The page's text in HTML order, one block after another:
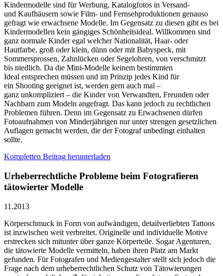
Kindermodelle sind für Werbung, Katalogfotos in Versand-
und Kaufhäusern sowie Film- und Fernsehproduktionen genauso
gefragt wie erwachsene Modelle. Im Gegensatz zu diesen gibt es bei
Kindermodellen kein gängiges Schönheitsideal. Willkommen sind
ganz normale Kinder egal welcher Nationalität, Haar- oder
Hautfarbe, groß oder klein, dünn oder mit Babyspeck, mit
Sommersprossen, Zahnlücken oder Segelohren, von verschmitzt
bis niedlich. Da die Mini-Modelle keinem bestimmten
Ideal entsprechen müssen und im Prinzip jedes Kind für
ein Shooting geeignet ist, werden gern auch mal –
ganz unkompliziert – die Kinder von Verwandten, Freunden oder
Nachbarn zum Modeln angefragt. Das kann jedoch zu rechtlichen
Problemen führen. Denn im Gegensatz zu Erwachsenen dürfen
Fotoaufnahmen von Minderjährigen nur unter strengen gesetzlichen
Auflagen gemacht werden, die der Fotograf unbedingt einhalten
sollte.
Kompletten Beitrag herunterladen
Urheberrechtliche Probleme beim Fotografieren
tätowierter Modelle
11.2013
Körperschmuck in Form von aufwändigen, detailverliebten Tattoos
ist inzwischen weit verbreitet. Originelle und individuelle Motive
erstrecken sich mitunter über ganze Körperteile. Sogar Agenturen,
die tätowierte Modelle vermitteln, haben ihren Platz am Markt
gefunden. Für Fotografen und Mediengestalter stellt sich jedoch die
Frage nach dem urheberrechtlichen Schutz von Tätowierungen